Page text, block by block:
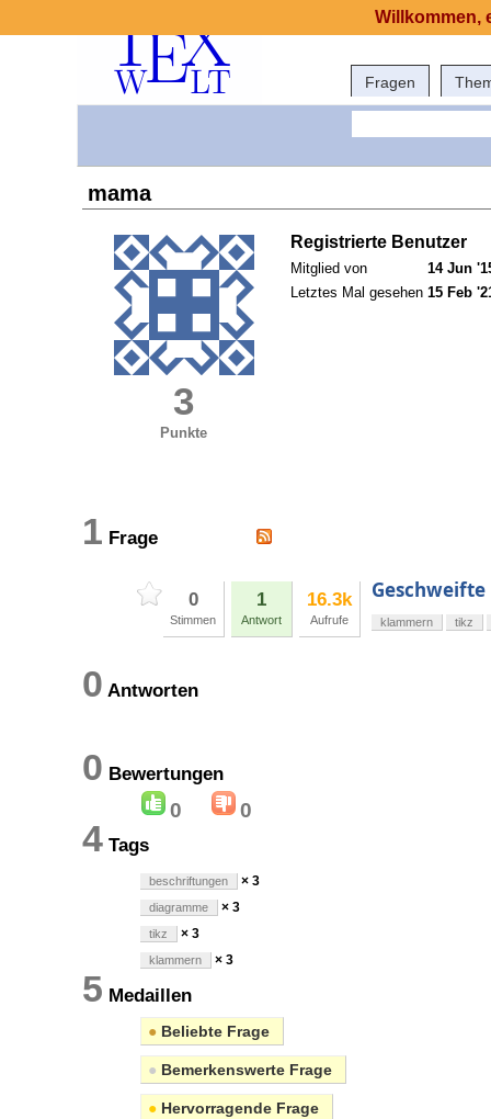
Fragen
mama
3
Punkte
Registrierte Benutzer
Mitglied von
14 Jun
Letztes Mal gesehen 15 Feb
1 Frage
0
Stimmen
1
Antwort
16.3k
Aufrufe klammern tikz
0 Antworten
0 Bewertungen
0 0
4 Tags
beschriftungen × 3
diagramme × 3
tikz × 3
klammern × 3
5 Medaillen
● Beliebte Frage
● Bemerkenswerte Frage
● Hervorragende Frage
Willkommen,